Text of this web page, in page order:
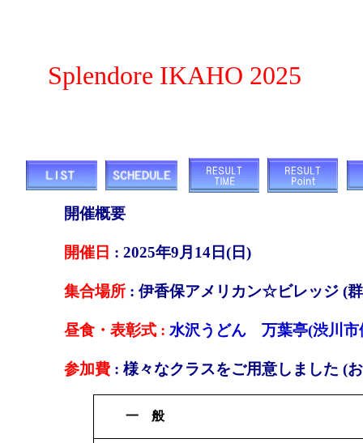
Splendore IKAHO 2025
開催概要
開催日 : 2025年9月14日(日)
集合場所 : 伊香保アメリカン☆ビレッジ (
昼食・表彰式 : 水沢うどん 万葉亭(渋川市
参加費 : 様々なクラスをご用意しました (
一 般